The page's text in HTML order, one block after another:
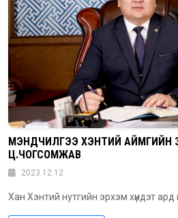
МЭНДЧИЛГЭЭ ХЭНТИЙ АЙМГИЙН
Ц.ЧОГСОМЖАВ
2023.12.12
Хан Хэнтий нутгийн эрхэм хүндэт ард